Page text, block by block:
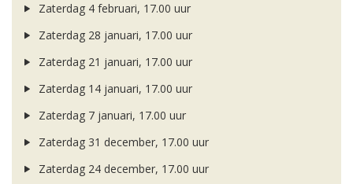
Zaterdag 4 februari, 17.00 uur
Zaterdag 28 januari, 17.00 uur
Zaterdag 21 januari, 17.00 uur
Zaterdag 14 januari, 17.00 uur
Zaterdag 7 januari, 17.00 uur
Zaterdag 31 december, 17.00 uur
Zaterdag 24 december, 17.00 uur